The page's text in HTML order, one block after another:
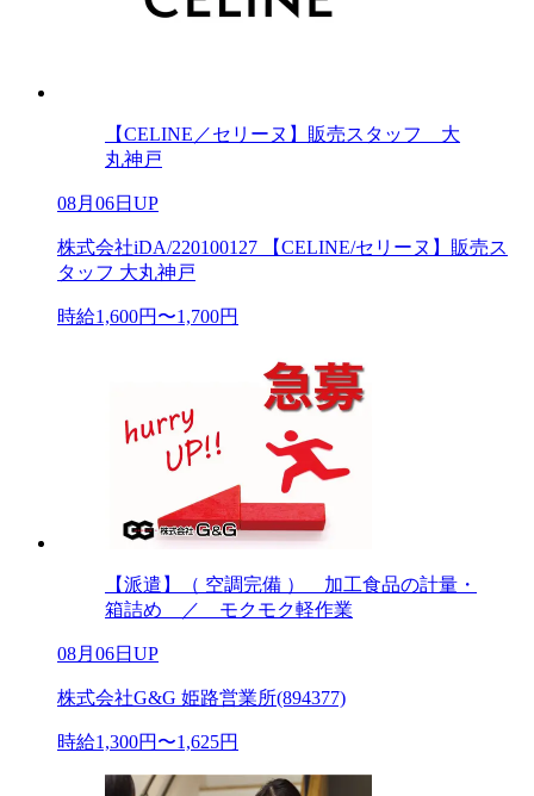
【CELINE／セリーヌ】販売スタッフ 大
丸神戸
08月06日UP
株式会社iDA/220100127 【CELINE/セリーヌ】販売ス
タッフ 大丸神戸
時給1,600円〜1,700円
【派遣】（ 空調完備 ） 加工食品の計量・
箱詰め ／ モクモク軽作業
08月06日UP
株式会社G&G 姫路営業所(894377)
時給1,300円〜1,625円